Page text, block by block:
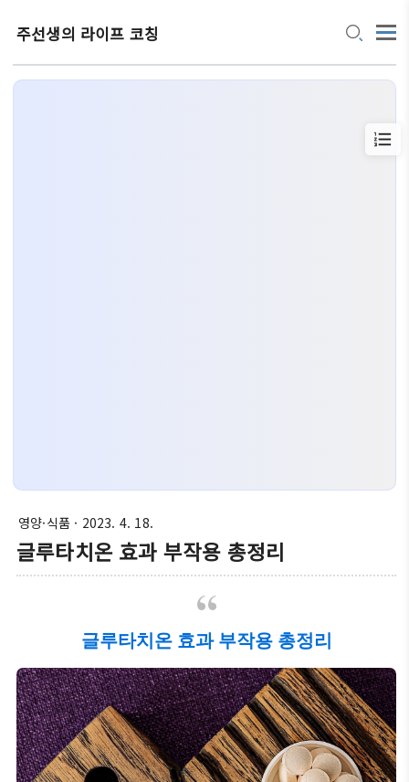
주선생의 라이프 코칭
영양·식품 · 2023. 4. 18.
글루타치온 효과 부작용 총정리
글루타치온 효과 부작용 총정리